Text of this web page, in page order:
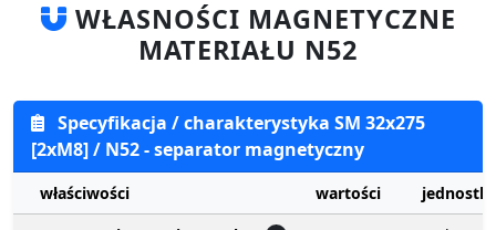
WŁASNOŚCI MAGNETYCZNE
MATERIAŁU N52
Specyfikacja / charakterystyka SM 32x275
[2xM8] / N52 - separator magnetyczny
właściwości wartości
jednostki